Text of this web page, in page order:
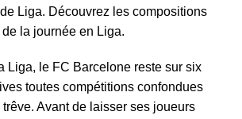
Liga. Découvrez les compositions
la journée en Liga.
Liga, le FC Barcelone reste sur six
toutes compétitions confondues
Avant de laisser ses joueurs